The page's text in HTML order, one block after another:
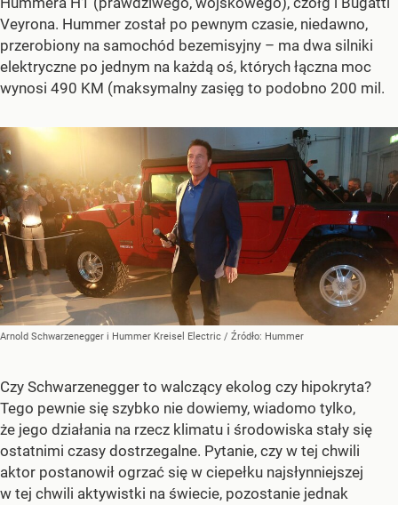
Veyrona. Hummer został po pewnym czasie, niedawno,
przerobiony na samochód bezemisyjny – ma dwa silniki
elektryczne po jednym na każdą oś, których łączna moc
wynosi 490 KM (maksymalny zasięg to podobno 200 mil.
Arnold Schwarzenegger i Hummer Kreisel Electric / Źródło: Hummer
Czy Schwarzenegger to walczący ekolog czy hipokryta?
Tego pewnie się szybko nie dowiemy, wiadomo tylko,
że jego działania na rzecz klimatu i środowiska stały się
ostatnimi czasy dostrzegalne. Pytanie, czy w tej chwili
aktor postanowił ogrzać się w ciepełku najsłynniejszej
w tej chwili aktywistki na świecie, pozostanie jednak